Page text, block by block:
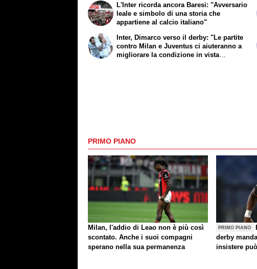
L'Inter ricorda ancora Baresi: "Avversario
leale e simbolo di una storia che
appartiene al calcio italiano"
Inter, Dimarco verso il derby: "Le partite
contro Milan e Juventus ci aiuteranno a
migliorare la condizione in vista
PRIMO PIANO
Milan, l'addio di Leao non è più così
scontato. Anche i suoi compagni
sperano nella sua permanenza
PRIMO PIANO
derby
insistere